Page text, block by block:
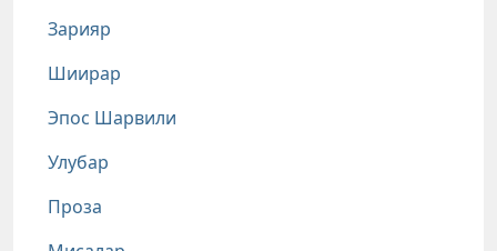
Зарияр
Шиирар
Эпос Шарвили
Улубар
Проза